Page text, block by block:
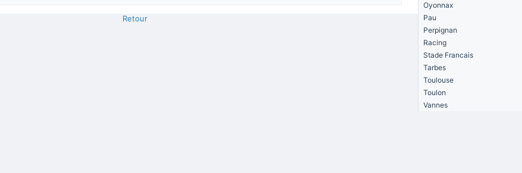
Retour
Oyonnax
Pau
Perpignan
Racing
Stade Francais
Tarbes
Toulouse
Toulon
Vannes